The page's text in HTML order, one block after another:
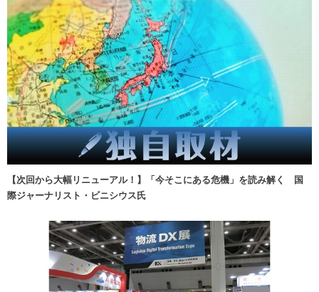
【次回から大幅リニューアル！】「今そこにある危機」を読み解く 国
際ジャーナリスト・ビニシウス氏